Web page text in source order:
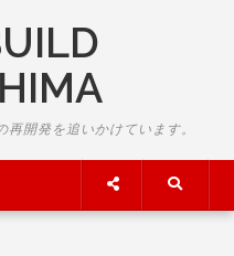
開発を追いかけています。